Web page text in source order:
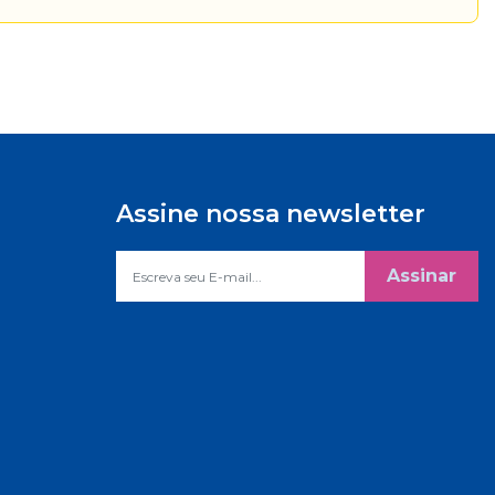
Assine nossa newsletter
Assinar